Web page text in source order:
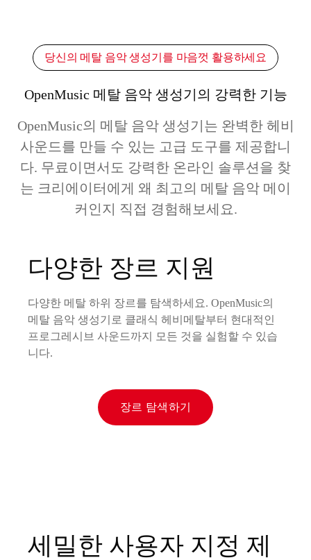
당신의 메탈 음악 생성기를 마음껏 활용하세요
OpenMusic 메탈 음악 생성기의 강력한 기능
OpenMusic의 메탈 음악 생성기는 완벽한 헤비
사운드를 만들 수 있는 고급 도구를 제공합니
다. 무료이면서도 강력한 온라인 솔루션을 찾
는 크리에이터에게 왜 최고의 메탈 음악 메이
커인지 직접 경험해보세요.
다양한 장르 지원
다양한 메탈 하위 장르를 탐색하세요. OpenMusic의
메탈 음악 생성기로 클래식 헤비메탈부터 현대적인
프로그레시브 사운드까지 모든 것을 실험할 수 있습
니다.
장르 탐색하기
세밀한 사용자 지정 제